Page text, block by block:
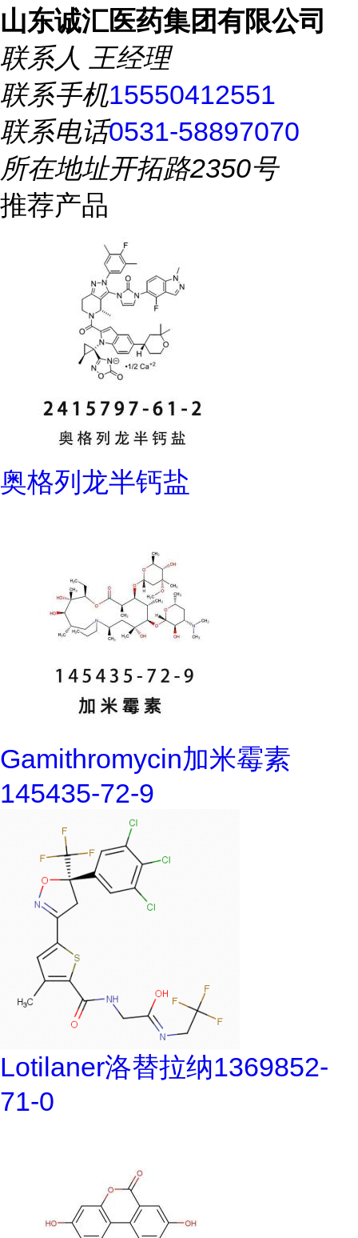
山东诚汇医药集团有限公司
联系人 王经理
联系手机15550412551
联系电话0531-58897070
所在地址开拓路2350号
推荐产品
奥格列龙半钙盐
Gamithromycin加米霉素
145435-72-9
Lotilaner洛替拉纳1369852-
71-0